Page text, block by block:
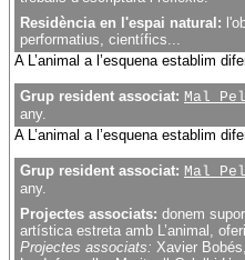
Residència en l'espai natural:
performatius, científics...
A L’animal a l’esquena establim
Grup resident associat: Mal
any.
A L’animal a l’esquena establim
Grup resident associat: Mal
any.
Projectes associats: donem
artística estreta amb L’animal,
Projectes associats: Xavier